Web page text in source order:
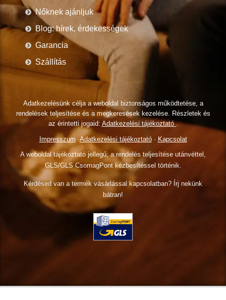
Nőknek ajánljuk
Blog: hírek, érdekességek
Garancia
Szállítás
Adatkezelésünk célja a weboldal biztonságos működtetése, a
rendelések teljesítése és a megkeresések kezelése. Részletek és
az érintetti jogaid: Adatkezelési tájékoztató.
Impresszum·Adatkezelési tájékoztató· Kapcsolat
A weboldal tájékoztató jellegű; a rendelés teljesítése utánvéttel,
GLS/GLS CsomagPont kézbesítéssel történik.
Kérdésed van a termék vásárlással kapcsolatban? Írj nekünk
bátran!